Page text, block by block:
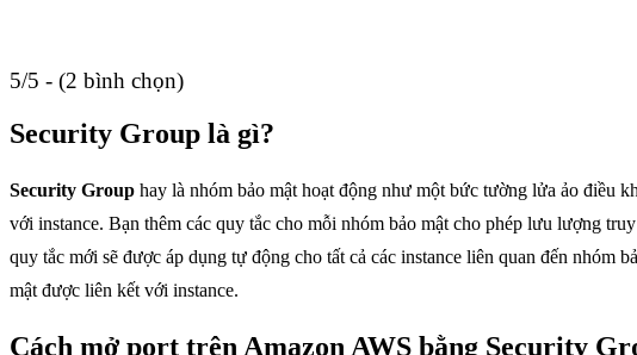
5/5 - (2 bình chọn)
Security Group là gì?
Security Group hay là nhóm bảo mật hoạt động như một bức tường lửa ảo điều
với instance. Bạn thêm các quy tắc cho mỗi nhóm bảo mật cho phép lưu lượng
quy tắc mới sẽ được áp dụng tự động cho tất cả các instance liên quan đến nhóm
mật được liên kết với instance.
Cách mở port trên Amazon AWS bằng Security